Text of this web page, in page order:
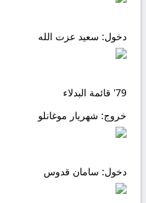
دخول: سعید عزت الله
79' قائمة البدلاء
خروج: شهريار موغانلو
دخول: سامان قدوس